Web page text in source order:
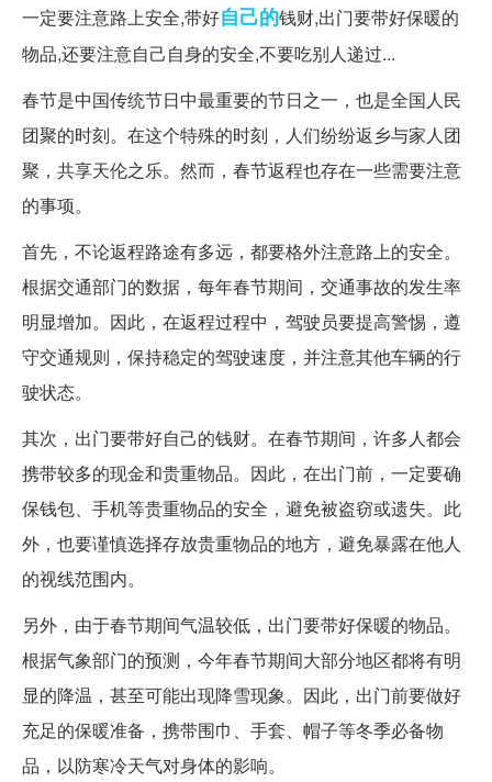
一定要注意路上安全,带好自己的钱财,出门要带好保暖的
物品,还要注意自己自身的安全,不要吃别人递过...
春节是中国传统节日中最重要的节日之一，也是全国人民
团聚的时刻。在这个特殊的时刻，人们纷纷返乡与家人团
聚，共享天伦之乐。然而，春节返程也存在一些需要注意
的事项。
首先，不论返程路途有多远，都要格外注意路上的安全。
根据交通部门的数据，每年春节期间，交通事故的发生率
明显增加。因此，在返程过程中，驾驶员要提高警惕，遵
守交通规则，保持稳定的驾驶速度，并注意其他车辆的行
驶状态。
其次，出门要带好自己的钱财。在春节期间，许多人都会
携带较多的现金和贵重物品。因此，在出门前，一定要确
保钱包、手机等贵重物品的安全，避免被盗窃或遗失。此
外，也要谨慎选择存放贵重物品的地方，避免暴露在他人
的视线范围内。
另外，由于春节期间气温较低，出门要带好保暖的物品。
根据气象部门的预测，今年春节期间大部分地区都将有明
显的降温，甚至可能出现降雪现象。因此，出门前要做好
充足的保暖准备，携带围巾、手套、帽子等冬季必备物
品，以防寒冷天气对身体的影响。